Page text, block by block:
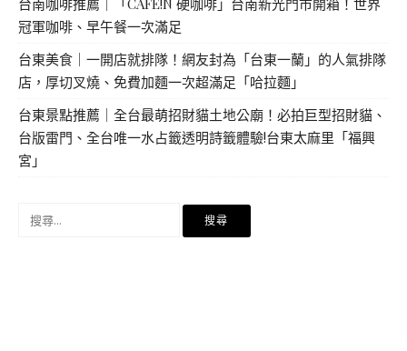
台南咖啡推薦｜「CAFE!N 硬咖啡」台南新光門市開箱！世界
冠軍咖啡、早午餐一次滿足
台東美食｜一開店就排隊！網友封為「台東一蘭」的人氣排隊
店，厚切叉燒、免費加麵一次超滿足「哈拉麵」
台東景點推薦｜全台最萌招財貓土地公廟！必拍巨型招財貓、
台版雷門、全台唯一水占籤透明詩籤體驗!台東太麻里「福興
宮」